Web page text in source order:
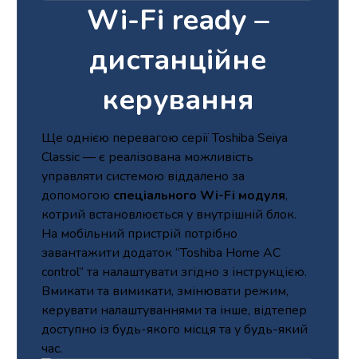
Wi-Fi ready –
дистанційне
керування
Ще однією перевагою серії Toshiba Seiya
Classic — є реалізована можливість
управляти системою віддалено за
допомогою спеціального Wi-Fi модуля,
котрий встановлюється у внутрішній блок.
На мобільний пристрій потрібно
завантажити додаток “Toshiba Home AC
control” та налаштувати згідно з інструкцією.
Вмикати та вимикати, змінювати режим,
керувати налаштуваннями та інше, відтепер
доступно із будь-якого місця та у будь-який
час.